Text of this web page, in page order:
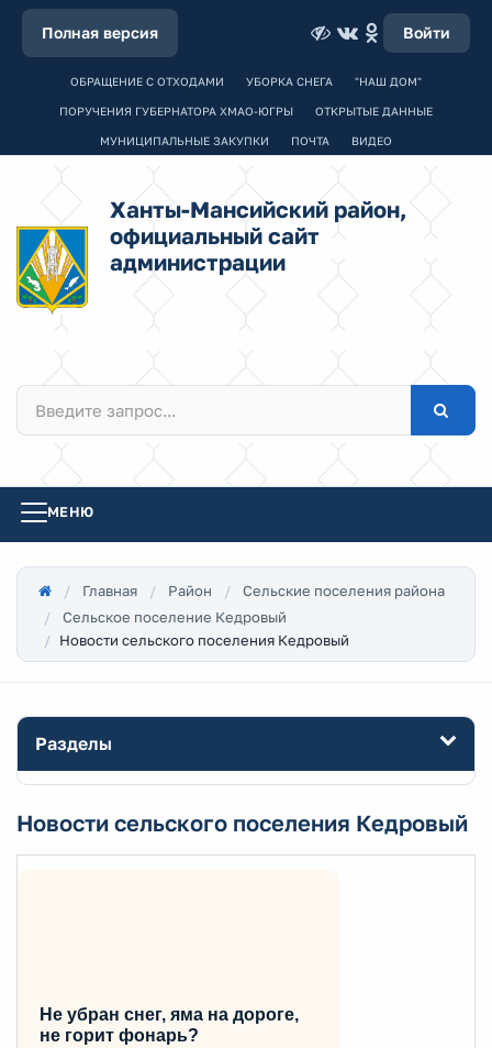
Полная версия Войти
ОБРАЩЕНИЕ С ОТХОДАМИ УБОРКА СНЕГА "НАШ ДОМ"
ПОРУЧЕНИЯ ГУБЕРНАТОРА ХМАО-ЮГРЫ ОТКРЫТЫЕ ДАННЫЕ
МУНИЦИПАЛЬНЫЕ ЗАКУПКИ ПОЧТА ВИДЕО
Ханты-Мансийский район,
официальный сайт
администрации
МЕНЮ
Главная Район
Сельские поселения района
Сельское поселение Кедровый
Новости сельского поселения Кедровый
Разделы
Новости сельского поселения Кедровый
Не убран снег, яма на дороге,
не горит фонарь?